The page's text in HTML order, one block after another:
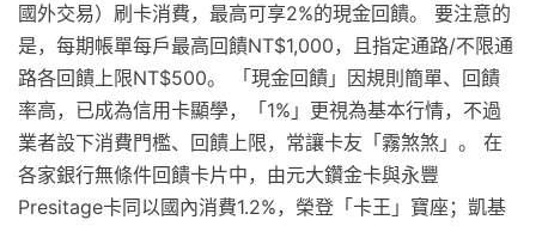
國外交易）刷卡消費，最高可享2%的現金回饋。 要注意的
是，每期帳單每戶最高回饋NT$1,000，且指定通路/不限通
路各回饋上限NT$500。 「現金回饋」因規則簡單、回饋
率高，已成為信用卡顯學，「1%」更視為基本行情，不過
業者設下消費門檻、回饋上限，常讓卡友「霧煞煞」。 在
各家銀行無條件回饋卡片中，由元大鑽金卡與永豐
Presitage卡同以國內消費1.2%，榮登「卡王」寶座；凱基